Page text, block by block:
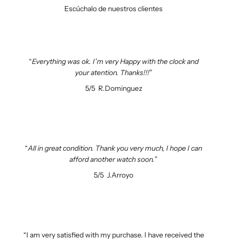
Escúchalo de nuestros clientes
Everything was ok. I’m very Happy with the clock and
your atention. Thanks!!!
5/5R.Dominguez
All in great condition. Thank you very much, I hope I can
afford another watch soon.
5/5 J.Arroyo
I am very satisfied with my purchase. I have received the